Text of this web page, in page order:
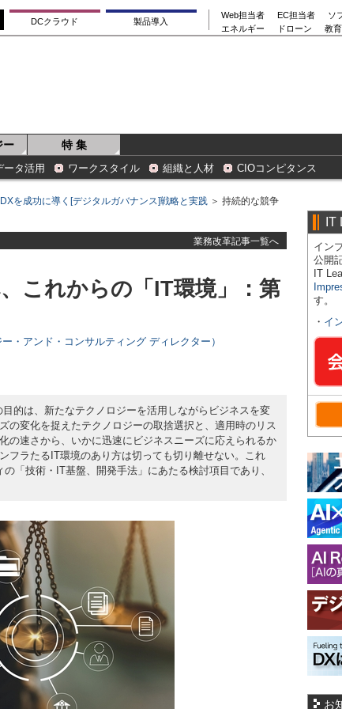
DCクラウド 製品導入
Web担当者 EC担当者
ソ
エネルギー
ドローン 教
ー 特 集
ータ活用 ワークスタイル 組織と人材 CIOコンピタンス
DXを成功に導く[デジタルガバナンス]戦略と実践 ＞ 持続的な競争
業務改革記事一覧へ
これからの「IT環境」：第
・アンド・コンサルティング ディレクター）
的は、新たなテクノロジーを活用しながらビジネスを変
の変化を捉えたテクノロジーの取捨選択と、適用時のリス
の速さから、いかに迅速にビジネスニーズに応えられるか
フラたるIT環境のあり方は切っても切り離せない。これ
「技術・IT基盤、開発手法」にあたる検討項目であり、
IT
イン
公開
IT
す。
・ イ
お